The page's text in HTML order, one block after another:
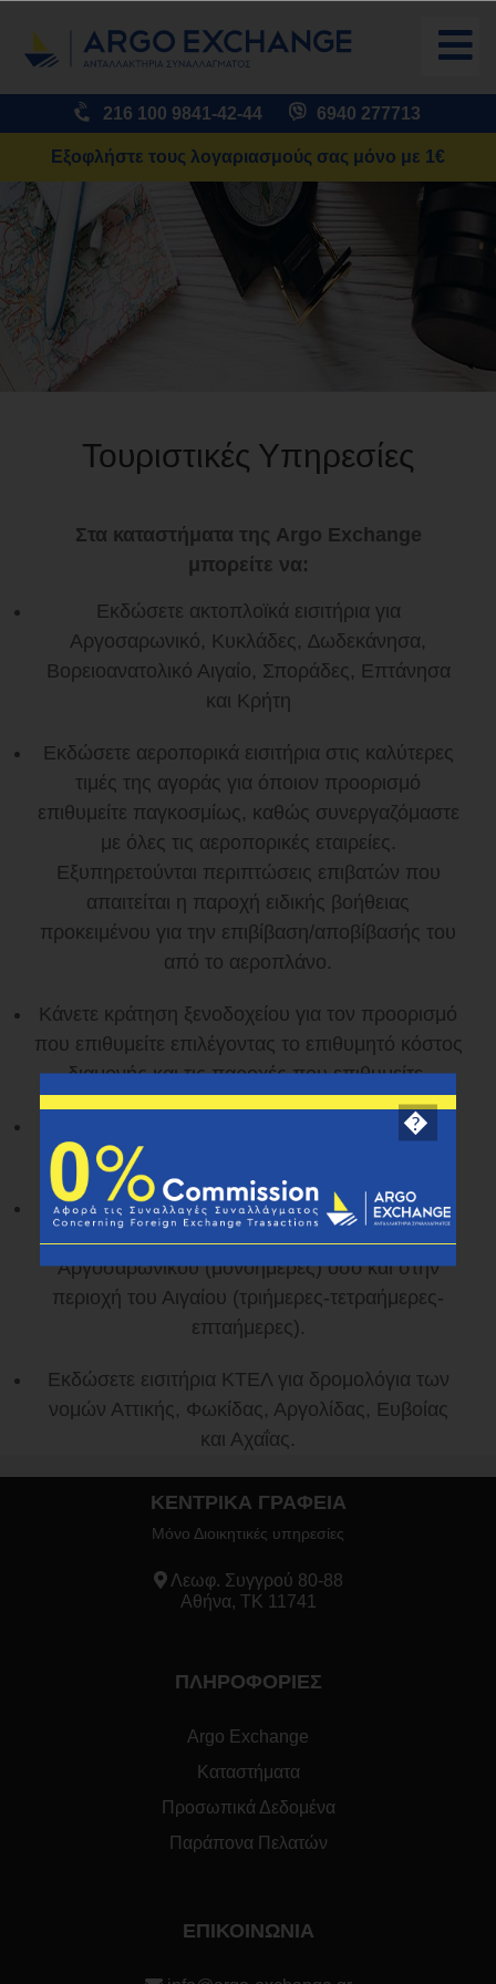
216 100 9841-42-44 6940 277713
Εξοφλήστε τους λογαριασμούς σας μόνο με 1€
Τουριστικές Υπηρεσίες
Στα καταστήματα της Argo Exchange
μπορείτε να:
Εκδώσετε ακτοπλοϊκά εισιτήρια για
Αργοσαρωνικό, Κυκλάδες, ∆ωδεκάνησα,
Βορειοανατολικό Αιγαίο, Σποράδες, Επτάνησα
και Κρήτη
Εκδώσετε αεροπορικά εισιτήρια στις καλύτερες
τιμές της αγοράς για όποιον προορισμό
επιθυμείτε παγκοσμίως, καθώς συνεργαζόμαστε
με όλες τις αεροπορικές εταιρείες.
Εξυπηρετούνται περιπτώσεις επιβατών που
απαιτείται η παροχή ειδικής βοήθειας
προκειμένου για την επιβίβαση/αποβίβασής του
από το αεροπλάνο.
Κάνετε κράτηση ξενοδοχείου για τον προορισμό
που επιθυμείτε επιλέγοντας το επιθυμητό κόστος
διαμονής και τις παροχές που επιθυμείτε.
Κάνετε ενοικίαση αυτοκινήτου μέσα από μια
ευρεία γκάμα διαθέσιμων οχημάτων.
Κάνετε κράτηση στις διαθέσιμες Κρουαζιέρες
που διεξάγονται τόσο στην περιοχή του
Αργοσαρωνικού (μονοήμερες) όσο και στην
περιοχή του Αιγαίου (τριήμερες-τετραήμερες-
επταήμερες).
Εκδώσετε εισιτήρια ΚΤΕΛ για δρομολόγια των
νομών Αττικής, Φωκίδας, Αργολίδας, Ευβοίας
και Αχαΐας.
ΚΕΝΤΡΙΚΑ ΓΡΑΦΕΙΑ
Μόνο Διοικητικές υπηρεσίες
Λεωφ. Συγγρού 80-88
Αθήνα, ΤΚ 11741
ΠΛΗΡΟΦΟΡΙΕΣ
Argo Exchange
Καταστήματα
Προσωπικά Δεδομένα
Παράπονα Πελατών
ΕΠΙΚΟΙΝΩΝΙΑ